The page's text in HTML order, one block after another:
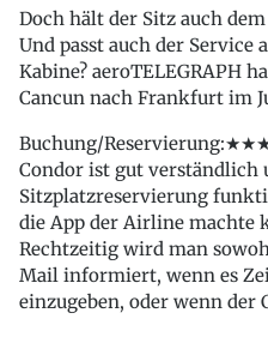
Doch hält der Sitz auch
Und passt auch der Service
Kabine? aeroTELEGRAPH
Cancun nach Frankfurt im
Buchung/
Condor ist gut verständlich
Sitzplatzreservierung
die App der Airline machte
Rechtzeitig wird man
Mail informiert, wenn es
einzugeben, oder wenn der